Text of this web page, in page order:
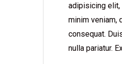
adipisicing elit,
minim veniam,
consequat.
nulla pariatur.